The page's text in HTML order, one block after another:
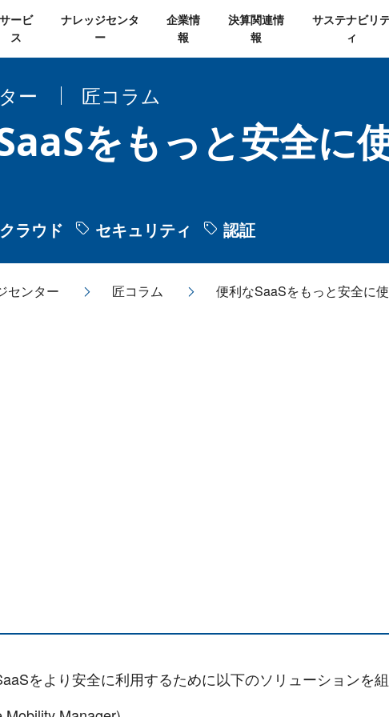
サービ
ス
ナレッジセンタ
ー
企業情
報
決算関連情
報
サステナビリ
ィ
ー 匠コラム
をもっと安全に
クラウド セキュリティ 認証
センター 匠コラム 便利なSaaSをもっと安全に
をより安全に利用するために以下のソリューションを